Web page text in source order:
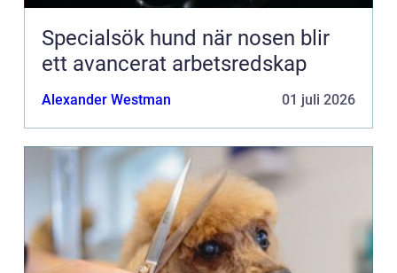
Specialsök hund när nosen blir
ett avancerat arbetsredskap
Alexander Westman 01 juli 2026